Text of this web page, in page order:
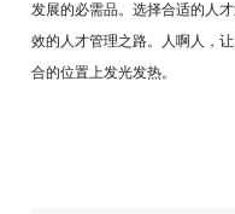
发展的必需品。选择合适的人
效的人才管理之路。人啊人，
合的位置上发光发热。